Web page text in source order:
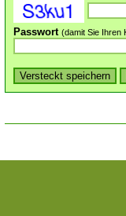
Passwort (damit Sie Ihren